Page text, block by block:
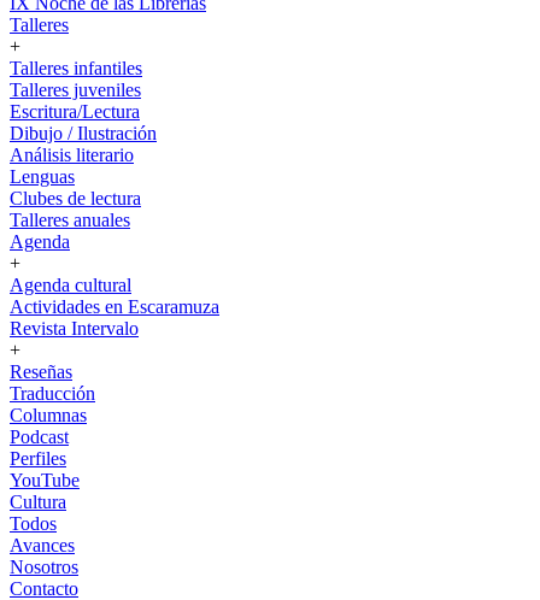
Talleres
+
Talleres infantiles
Talleres juveniles
Escritura/Lectura
Dibujo / Ilustración
Análisis literario
Lenguas
Clubes de lectura
Talleres anuales
Agenda
+
Agenda cultural
Actividades en Escaramuza
Revista Intervalo
+
Reseñas
Traducción
Columnas
Podcast
Perfiles
YouTube
Cultura
Todos
Avances
Nosotros
Contacto